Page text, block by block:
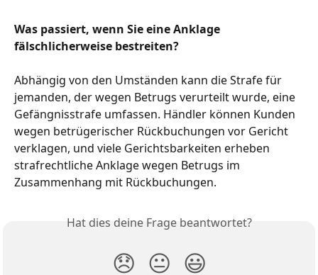
Was passiert, wenn Sie eine Anklage
fälschlicherweise bestreiten?
Abhängig von den Umständen kann die Strafe für
jemanden, der wegen Betrugs verurteilt wurde, eine
Gefängnisstrafe umfassen. Händler können Kunden
wegen betrügerischer Rückbuchungen vor Gericht
verklagen, und viele Gerichtsbarkeiten erheben
strafrechtliche Anklage wegen Betrugs im
Zusammenhang mit Rückbuchungen.
Hat dies deine Frage beantwortet?
😞 😐 😃